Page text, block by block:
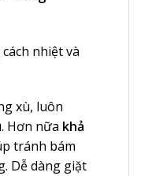
nhiệt và
xù, luôn
Hơn nữa khả
tránh bám
Dễ dàng giặt